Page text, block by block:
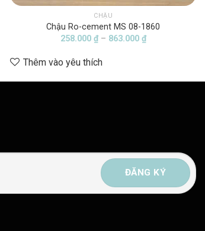
CHẬU
Chậu Ro-cement MS 08-1860
258.000 ₫ – 863.000 ₫Khoảng
giá:
863.000 ₫
Thêm vào yêu thích